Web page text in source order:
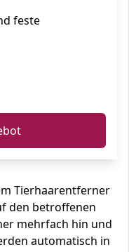
feste
Tierhaarentferner
den betroffenen
mehrfach hin und
automatisch in